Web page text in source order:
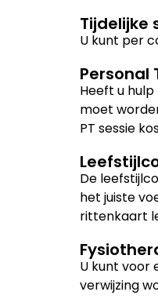
Tijdelijke
U kunt per
Personal
Heeft u
moet
PT sessie
De
het juiste
rittenkaart
U kunt voor
verwijzing